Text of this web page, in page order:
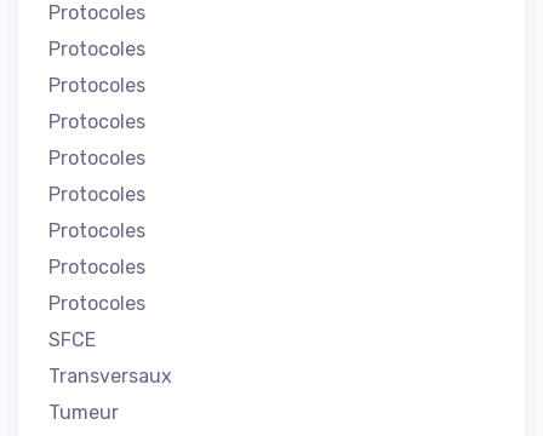
Protocoles
Protocoles
Protocoles
Protocoles
Protocoles
Protocoles
Protocoles
Protocoles
Protocoles
SFCE
Transversaux
Tumeur